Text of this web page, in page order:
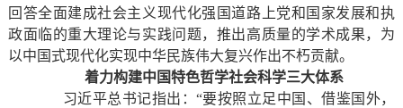
回答全面建成社会主义现代化强国道路上党和国家发展和执
政面临的重大理论与实践问题，推出高质量的学术成果，为
以中国式现代化实现中华民族伟大复兴作出不朽贡献。
着力构建中国特色哲学社会科学三大体系
习近平总书记指出：“要按照立足中国、借鉴国外，